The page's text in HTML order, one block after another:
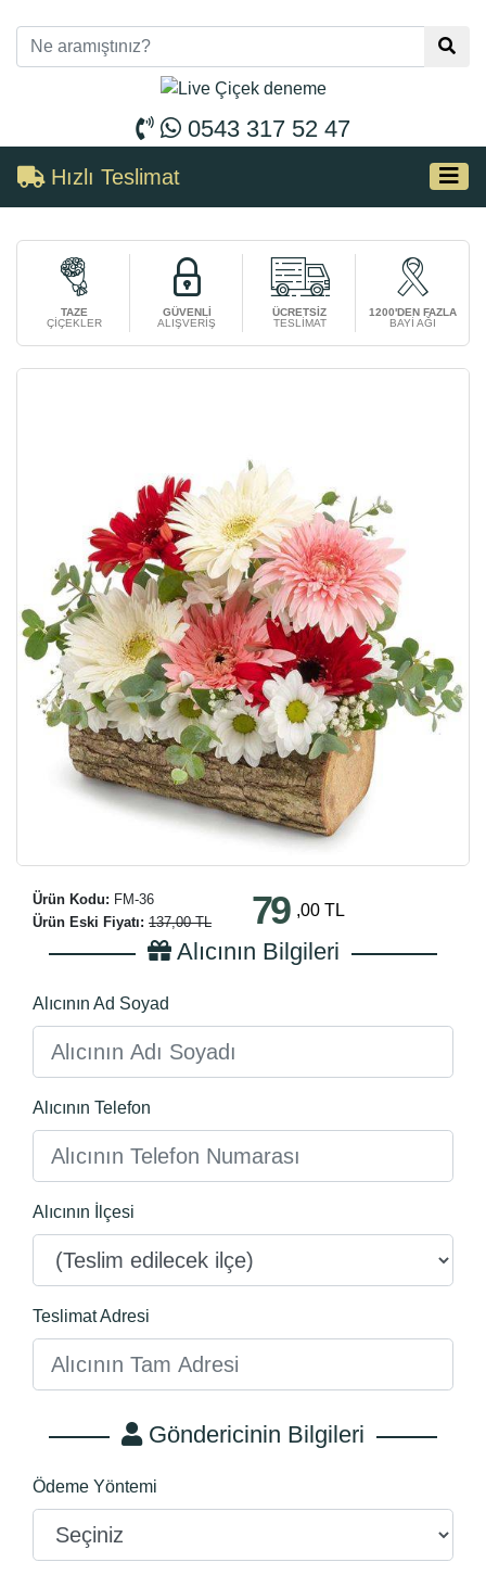
0543 317 52 47
Hızlı Teslimat
TAZE
ÇİÇEKLER
GÜVENLİ
ALIŞVERİŞ
ÜCRETSİZ
TESLİMAT
1200'DEN FAZLA
BAYİ AĞI
Ürün Kodu: FM-36
Ürün Eski Fiyatı: 137,00 TL 79 ,00 TL
Alıcının Bilgileri
Alıcının Ad Soyad
Alıcının Telefon
Alıcının İlçesi
Teslimat Adresi
Göndericinin Bilgileri
Ödeme Yöntemi